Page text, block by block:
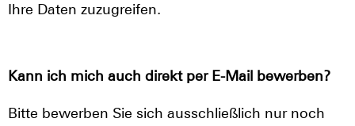
Ihre Daten zuzugreifen.
Kann ich mich auch direkt per E-Mail bewerben?
Bitte bewerben Sie sich ausschließlich nur noch